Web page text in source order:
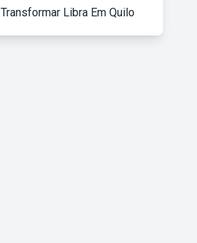
Transformar Libra Em Quilo